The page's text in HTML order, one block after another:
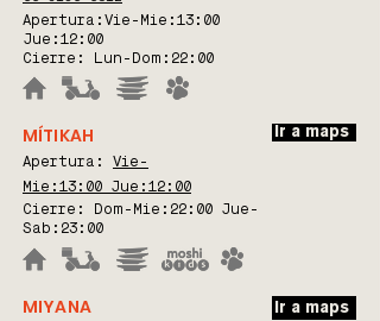
Apertura:Vie-Mie:13:00
Jue:12:00
Cierre: Lun-Dom:22:00
MÍTIKAH Ir a maps
Apertura: Vie-
Mie:13:00 Jue:12:00
Cierre: Dom-Mie:22:00 Jue-
Sab:23:00
MIYANA Ir a maps